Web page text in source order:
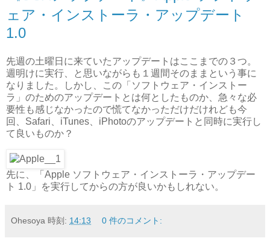
ェア・インストーラ・アップデート
1.0
先週の土曜日に来ていたアップデートはここまでの３つ。
週明けに実行、と思いながらも１週間そのままという事に
なりました。しかし、この「ソフトウェア・インストー
ラ」のためのアップデートとは何としたものか、急々な必
要性も感じなかったので慌てなかっただけだけれども今
回、Safari、iTunes、iPhotoのアップデートと同時に実行し
て良いものか？
先に、「Apple ソフトウェア・インストーラ・アップデー
ト 1.0」を実行してからの方が良いかもしれない。
Ohesoya 時刻: 14:13 0 件のコメント: